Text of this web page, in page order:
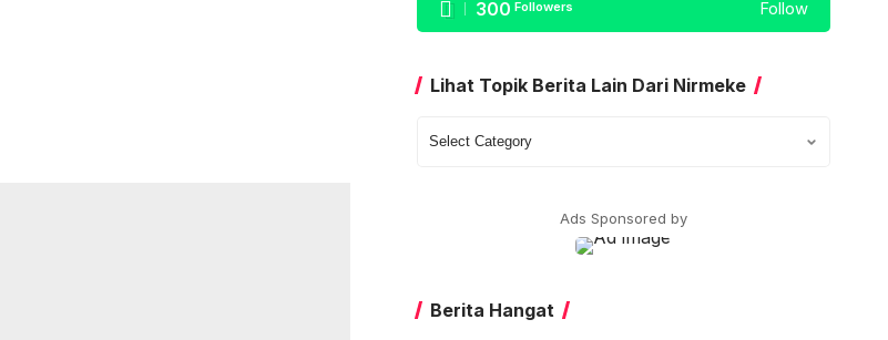
300 Followers Follow
Lihat Topik Berita Lain Dari Nirmeke
Lihat
Ads Sponsored by
Berita Hangat